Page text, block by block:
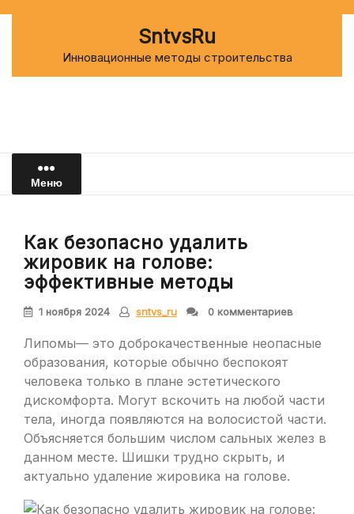
SntvsRu
Инновационные методы строительства
Меню
Как безопасно удалить
жировик на голове:
эффективные методы
1 ноября 2024 sntvs_ru 0 комментариев
Липомы— это доброкачественные неопасные
образования, которые обычно беспокоят
человека только в плане эстетического
дискомфорта. Могут вскочить на любой части
тела, иногда появляются на волосистой части.
Объясняется большим числом сальных желез в
данном месте. Шишки трудно скрыть, и
актуально удаление жировика на голове.